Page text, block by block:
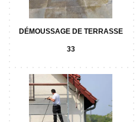
DÉMOUSSAGE DE TERRASSE
33